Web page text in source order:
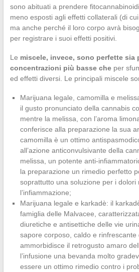
sono abituati a prendere
meno esposti agli effetti collaterali (di
ma anche perché il loro corpo avrà
per registrare i suoi effetti positivi.
Le miscele, invece, sono perfette sia
concentrazioni più basse cheper
ed effetti diversi. Le principali miscele
Marijuana legale, camomilla e
il gusto pronunciato della cannabis
mentre la melissa, con l’aroma
conferisce alla preparazione la sua
camomilla è un ottimo
all’azione anticonvulsivante della
melissa, un potente anti-
la preparazione un rimedio perfetto
soprattutto una soluzione per i dolori
l’infiammazione;
Marijuana legale e karkadè: il
famiglia delle Malvacee,
diuretiche e antisettiche delle vie
sapore corposo, caldo e rinfrescante
ammorbidisce il retrogusto amaro
l’infusione una bevanda molto
essere un ottimo rimedio contro i